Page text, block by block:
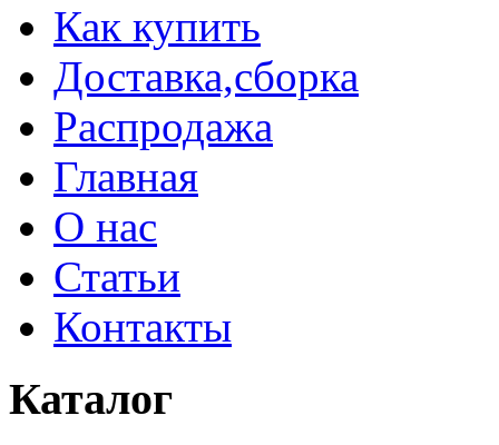
Как купить
Доставка,сборка
Распродажа
Главная
О нас
Статьи
Контакты
Каталог